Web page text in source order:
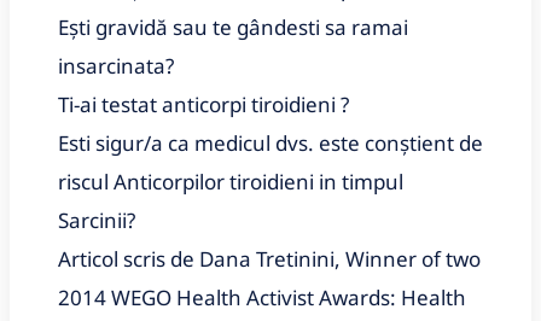
Ești gravidă sau te gândesti sa ramai
insarcinata?
Ti-ai testat anticorpi tiroidieni ?
Esti sigur/a ca medicul dvs. este conștient de
riscul Anticorpilor tiroidieni in timpul
Sarcinii?
Articol scris de Dana Tretinini, Winner of two
2014 WEGO Health Activist Awards: Health